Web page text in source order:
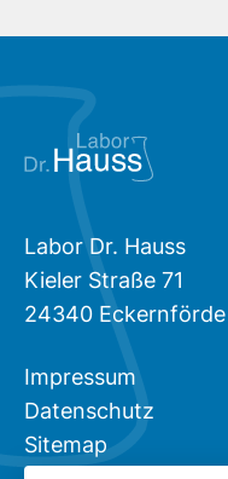
Labor Dr. Hauss
Kieler Straße 71
24340 Eckernförde
Impressum
Datenschutz
Sitemap